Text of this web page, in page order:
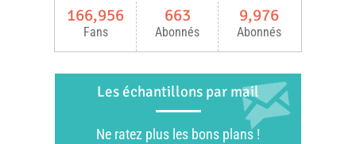
166,956
Fans
663
Abonnés
9,976
Abonnés
Les échantillons par mail
Ne ratez plus les bons plans !